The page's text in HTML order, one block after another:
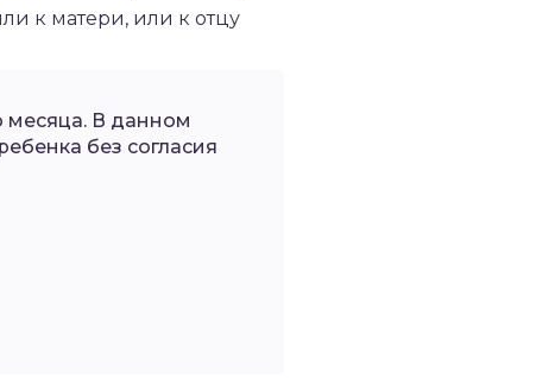
к матери, или к отцу
месяца. В данном
без согласия